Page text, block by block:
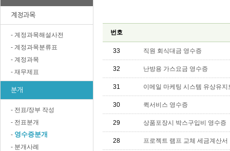
계정과목
- 계정과목해설사전
- 계정과목분류표
- 계정과목
- 재무제표
분개
- 전표/장부 작성
- 전표분개
- 영수증분개
- 분개사례
번호
33 직원 회식대금 영수증
32 난방용 가스요금 영수증
31 이메일 마케팅 시스템 유상유
30 퀵서비스 영수증
29 상품포장시 박스구입비 영수증
28 프로젝트 램프 교체 세금계산서